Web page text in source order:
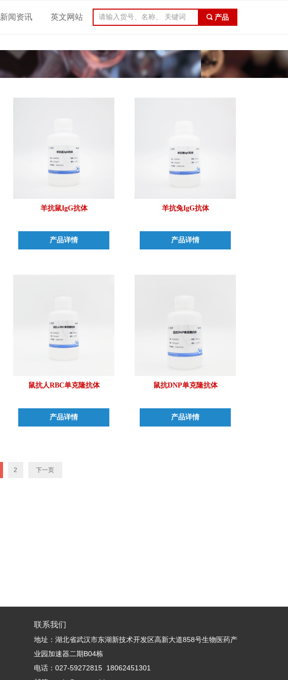
新闻资讯 英文网站 끠 产品
羊抗鼠IgG抗体
产品详情
羊抗兔IgG抗体
产品详情
鼠抗人RBC单克隆抗体
产品详情
鼠抗DNP单克隆抗体
产品详情
2 下一页
联系我们
地址：湖北省武汉市东湖新技术开发区高新大道858号生物医药产
业园加速器二期B04栋
电话：027-59272815 18062451301